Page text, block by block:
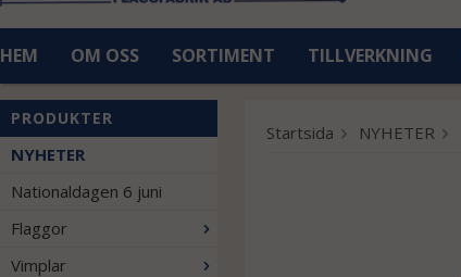
HEM OM OSS SORTIMENT TILLVERKNING
PRODUKTER
NYHETER
Nationaldagen 6 juni
Flaggor
Vimplar
Startsida NYHETER